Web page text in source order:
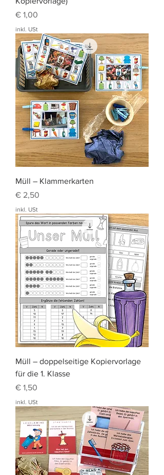
Preis
€ 1,00
inkl. USt
Müll – Klammerkarten
Preis
€ 2,50
inkl. USt
Müll – doppelseitige Kopiervorlage
für die 1. Klasse
Preis
€ 1,50
inkl. USt